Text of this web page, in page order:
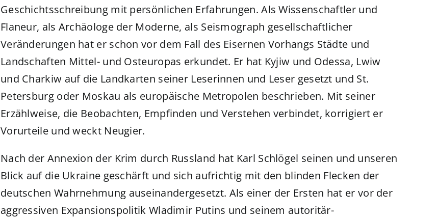
Geschichtsschreibung mit persönlichen Erfahrungen. Als Wissenschaftler und
Flaneur, als Archäologe der Moderne, als Seismograph gesellschaftlicher
Veränderungen hat er schon vor dem Fall des Eisernen Vorhangs Städte und
Landschaften Mittel- und Osteuropas erkundet. Er hat Kyjiw und Odessa, Lwiw
und Charkiw auf die Landkarten seiner Leserinnen und Leser gesetzt und St.
Petersburg oder Moskau als europäische Metropolen beschrieben. Mit seiner
Erzählweise, die Beobachten, Empfinden und Verstehen verbindet, korrigiert er
Vorurteile und weckt Neugier.
Nach der Annexion der Krim durch Russland hat Karl Schlögel seinen und unseren
Blick auf die Ukraine geschärft und sich aufrichtig mit den blinden Flecken der
deutschen Wahrnehmung auseinandergesetzt. Als einer der Ersten hat er vor der
aggressiven Expansionspolitik Wladimir Putins und seinem autoritär-